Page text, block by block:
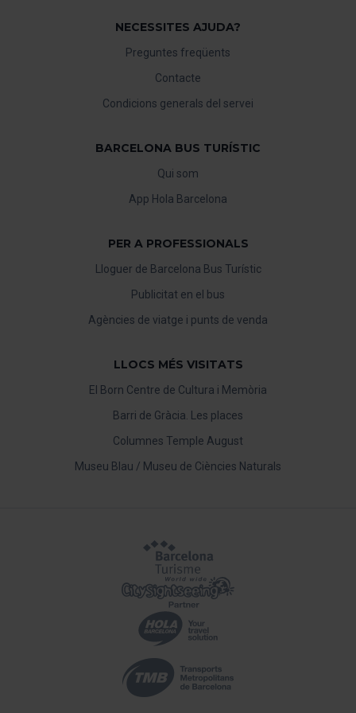
NECESSITES AJUDA?
Preguntes freqüents
Contacte
Condicions generals del servei
BARCELONA BUS TURÍSTIC
Qui som
App Hola Barcelona
PER A PROFESSIONALS
Lloguer de Barcelona Bus Turístic
Publicitat en el bus
Agències de viatge i punts de venda
LLOCS MÉS VISITATS
El Born Centre de Cultura i Memòria
Barri de Gràcia. Les places
Columnes Temple August
Museu Blau / Museu de Ciències Naturals